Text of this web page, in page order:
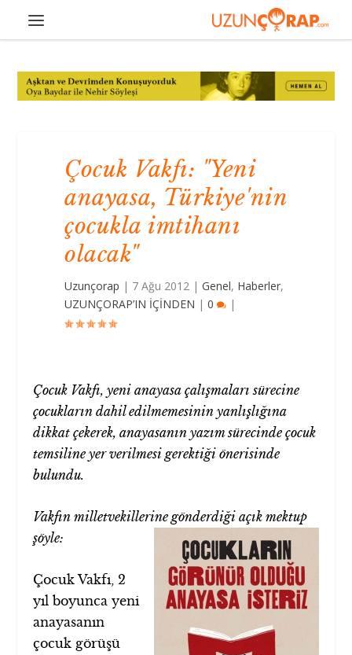
Çocuk Vakfı: "Yeni
anayasa, Türkiye'nin
çocukla imtihanı
olacak"
Uzunçorap | 7 Ağu 2012 |Genel, Haberler,
UZUNÇORAP’IN İÇİNDEN |0 |
Çocuk Vakfı, yeni anayasa çalışmaları sürecine
çocukların dahil edilmemesinin yanlışlığına
dikkat çekerek, anayasanın yazım sürecinde çocuk
temsiline yer verilmesi gerektiği önerisinde
bulundu.
Vakfın milletvekillerine gönderdiği açık mektup
şöyle:
Çocuk Vakfı, 2
yıl boyunca yeni
anayasanın
çocuk görüşü